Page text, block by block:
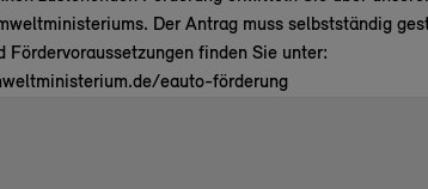
Der Antrag muss selbstständig
Fördervoraussetzungen finden Sie unter:
eauto-förderung